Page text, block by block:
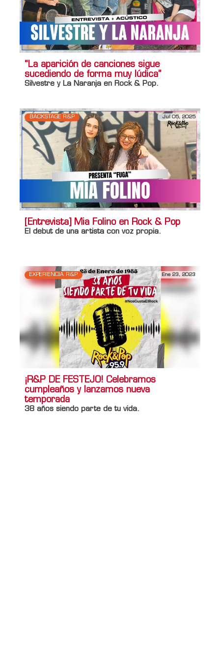
“La aparición de canciones sigue
sucediendo de forma muy lúdica”
Silvestre y La Naranja en Rock & Pop.
BACKSTAGE R&P Jul 05, 2025
[Entrevista] Mia Folino en Rock & Pop
El debut de una artista con voz propia.
EXPERIENCIA R&P Ene 23, 2023
¡R&P DE FESTEJO! Celebramos
cumpleaños y lanzamos nueva
temporada
38 años siendo parte de tu vida.